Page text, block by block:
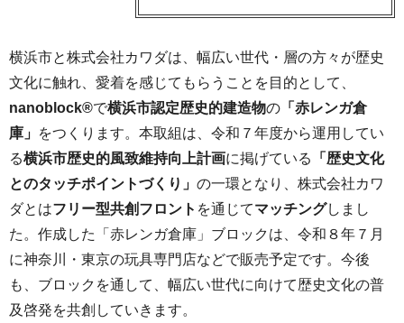
横浜市と株式会社カワダは、幅広い世代・層の方々が歴史
文化に触れ、愛着を感じてもらうことを目的として、
nanoblock®で横浜市認定歴史的建造物の 「赤レンガ倉
庫」 をつくります。本取組は、令和７年度から運用してい
る横浜市歴史的風致維持向上計画に掲げている
「歴史文化
とのタッチポイントづくり」 の一環となり、株式会社カワ
ダとはフリー型共創フロント を通じてマッチングしまし
た。作成した「赤レンガ倉庫」ブロックは、令和８年７月
に神奈川・東京の玩具専門店などで販売予定です。今後
も、ブロックを通して、幅広い世代に向けて歴史文化の普
及啓発を共創していきます。